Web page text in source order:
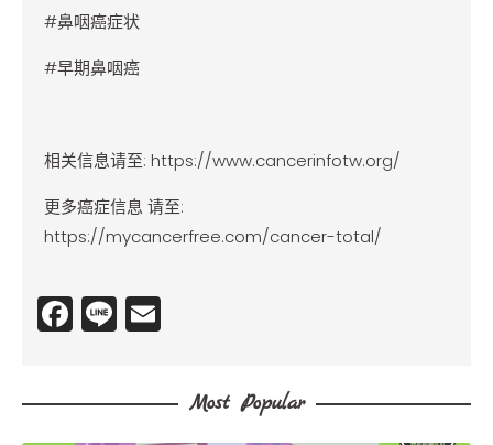
#鼻咽癌症状
#早期鼻咽癌
相关信息请至: https://www.cancerinfotw.org/
更多癌症信息 请至:
https://mycancerfree.com/cancer-total/
F
e
Li
l Most Popular